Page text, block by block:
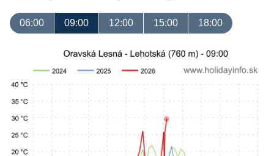
06:00 09:00 12:00 15:00 18:00